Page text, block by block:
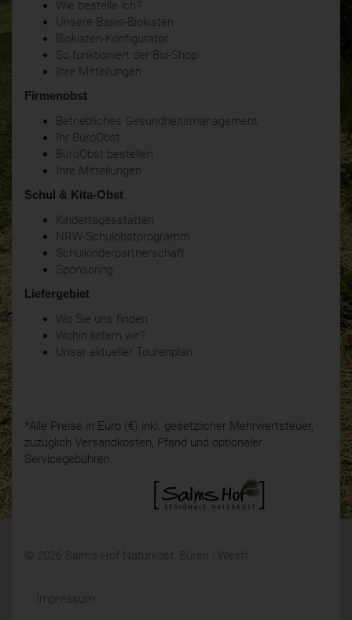
Wie bestelle ich?
Unsere Basis-Biokisten
Biokisten-Konfigurator
So funktioniert der Bio-Shop
Ihre Mitteilungen
Firmenobst
Betriebliches Gesundheitsmanagement
Ihr BüroObst
BüroObst bestellen
Ihre Mitteilungen
Schul & Kita-Obst
Kindertagesstätten
NRW-Schulobstprogramm
Schulkinderpartnerschaft
Sponsoring
Liefergebiet
Wo Sie uns finden
Wohin liefern wir?
Unser aktueller Tourenplan
*Alle Preise in Euro (€) inkl. gesetzlicher Mehrwertsteuer,
zuzüglich Versandkosten, Pfand und optionaler
Servicegebühren.
© 2026 Salms Hof Naturkost, Büren i.Westf.
Impressum